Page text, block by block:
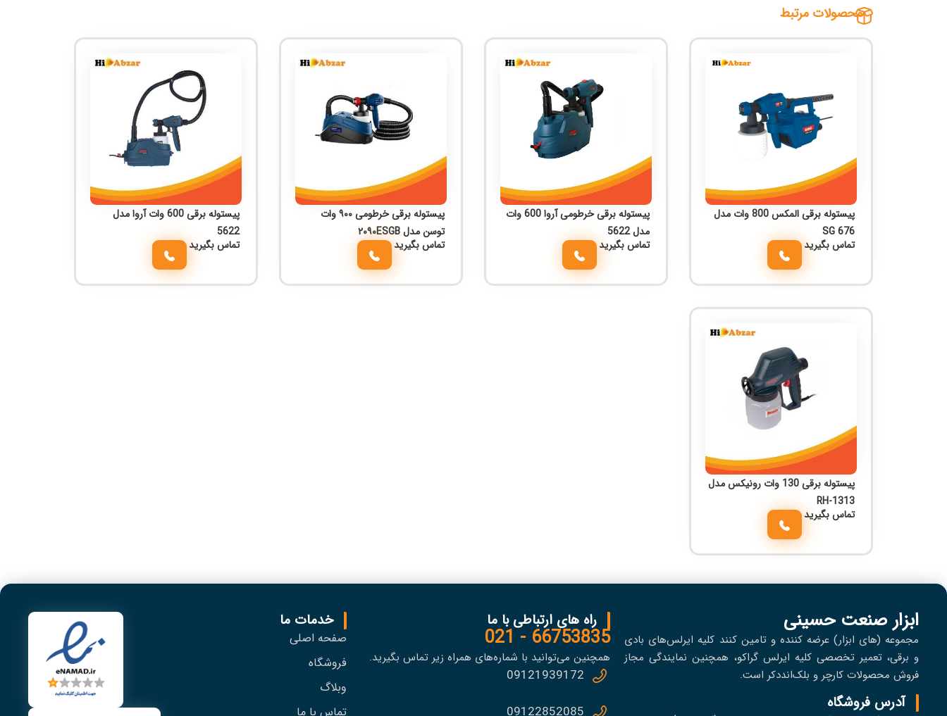
محصولات مرتبط
پیستوله برقی المکس 800 وات مدل
SG 676
تماس بگیرید
پیستوله برقی خرطومی آروا 600 وات
مدل 5622
تماس بگیرید
پیستوله برقی خرطومی ۹۰۰ وات
توسن مدل ۲۰۹۰ESGB
تماس بگیرید
پیستوله برقی 600 وات آروا مدل
5622
تماس بگیرید
پیستوله برقی 130 وات رونیکس مدل
RH-1313
تماس بگیرید
ابزار صنعت حسینی
مجموعه (های ابزار) عرضه کننده و تامین کنند کلیه ایرلس‌های بادی
و برقی، تعمير تخصصی کلیه ایرلس گراکو، همچنین نمایندگی مجاز
فروش محصولات کارچر و بلک‌انددکر است.
آدرس فروشگاه
راه های ارتباطی با ما
66753835 - 021
همچنین می‌توانید با شماره‌های همراه زیر تماس بگیرید.
09121939172
خدمات ما
صفحه اصلی
فروشگاه
وبلاگ
تماس با ما